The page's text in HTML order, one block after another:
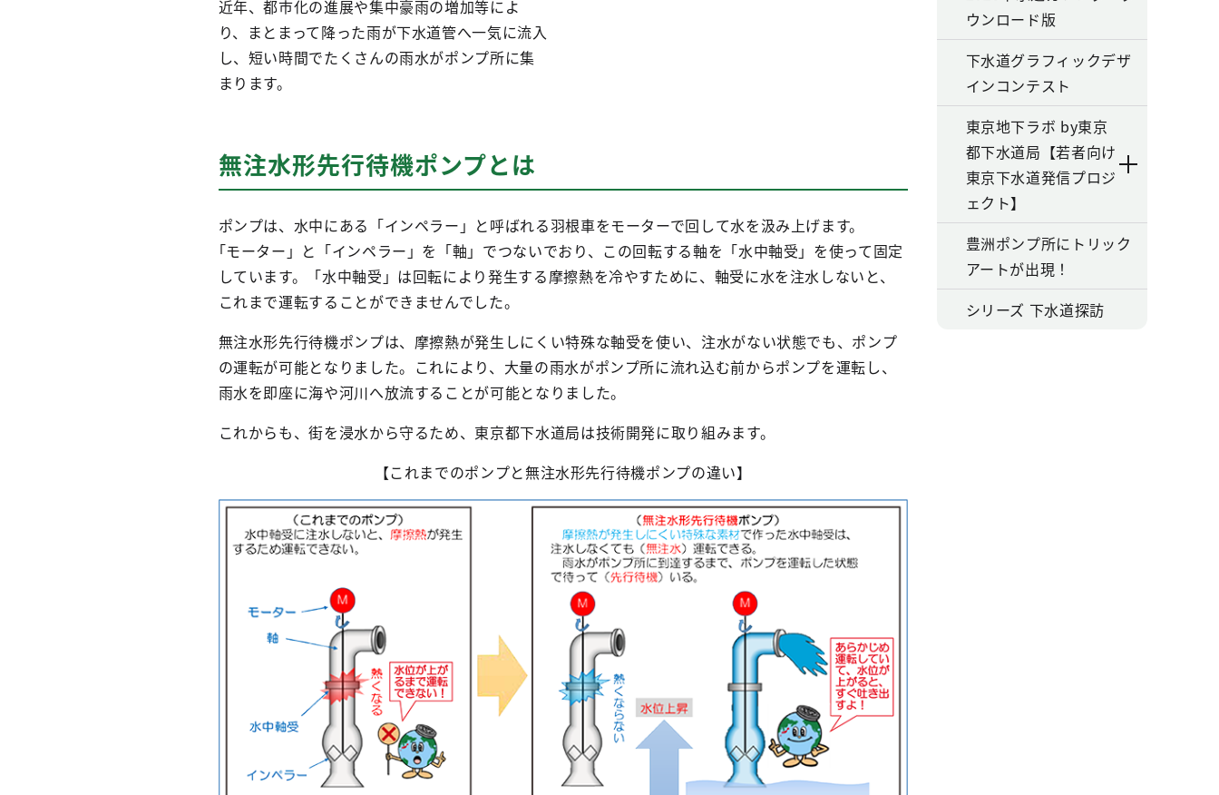
近年、都市化の進展や集中豪雨の増加等によ
り、まとまって降った雨が下水道管へ一気に流入
し、短い時間でたくさんの雨水がポンプ所に集
まります。
無注水形先行待機ポンプとは
ポンプは、水中にある「インペラー」と呼ばれる羽根車をモーターで回して水を汲み上げます。
｢モーター」と「インペラー」を「軸」でつないでおり、この回転する軸を「水中軸受」を使って固定
しています。「水中軸受」は回転により発生する摩擦熱を冷やすために、軸受に水を注水しないと、
これまで運転することができませんでした。
無注水形先行待機ポンプは、摩擦熱が発生しにくい特殊な軸受を使い、注水がない状態でも、ポンプ
の運転が可能となりました。これにより、大量の雨水がポンプ所に流れ込む前からポンプを運転し、
雨水を即座に海や河川へ放流することが可能となりました。
これからも、街を浸水から守るため、東京都下水道局は技術開発に取り組みます。
【これまでのポンプと無注水形先行待機ポンプの違い】
ウンロード版
下水道グラフィックデザ
インコンテスト
東京地下ラボ by東京
都下水道局【若者向け
東京下水道発信プロジ
ェクト】
豊洲ポンプ所にトリック
アートが出現！
シリーズ 下水道探訪